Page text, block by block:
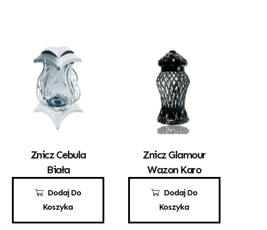
Dodaj Do
Koszyka
Znicz Cebula
Biała
70,00 zł
Dodaj Do
Koszyka
Znicz Glamour
Wazon Karo
50,00 zł